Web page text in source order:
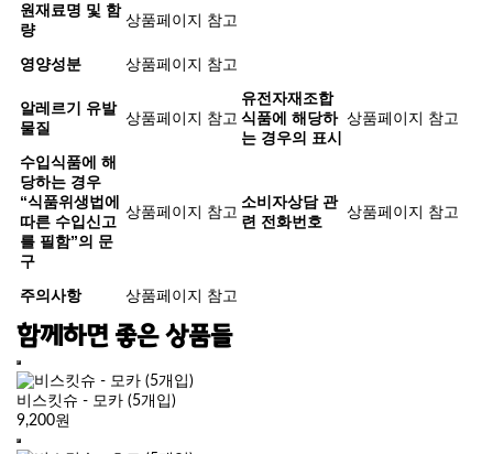
원재료명 및 함
량
상품페이지 참고
영양성분 상품페이지 참고
알레르기 유발
물질
상품페이지 참고
유전자재조합
식품에 해당하
는 경우의 표시
상품페이지 참고
수입식품에 해
당하는 경우
“식품위생법에
따른 수입신고
를 필함”의 문
구
상품페이지 참고
소비자상담 관
련 전화번호
상품페이지 참고
주의사항 상품페이지 참고
함께하면 좋은 상품들
비스킷슈 - 모카 (5개입)
9,200원